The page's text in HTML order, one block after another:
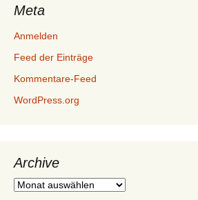
Meta
Anmelden
Feed der Einträge
Kommentare-Feed
WordPress.org
Archive
Archive